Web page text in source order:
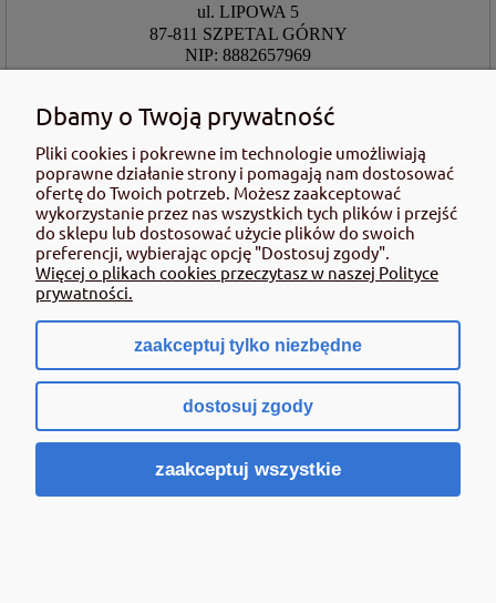
ul. LIPOWA 5
87-811 SZPETAL GÓRNY
NIP: 8882657969
PRACUJEMY
Poniedziałek - Piątek: 07:30 – 16:00
Sobota: 08:00 - 13:30
DZIAŁ ROLNICZY
54 237 15 35
+48 662 108 693
sklep@rolmat.pl
Dbamy o Twoją prywatność
Pliki cookies i pokrewne im technologie umożliwiają
poprawne działanie strony i pomagają nam dostosować
ofertę do Twoich potrzeb. Możesz zaakceptować
wykorzystanie przez nas wszystkich tych plików i przejść
do sklepu lub dostosować użycie plików do swoich
preferencji, wybierając opcję "Dostosuj zgody".
Więcej o plikach cookies przeczytasz w naszej Polityce
prywatności.
zaakceptuj tylko niezbędne
dostosuj zgody
zaakceptuj wszystkie